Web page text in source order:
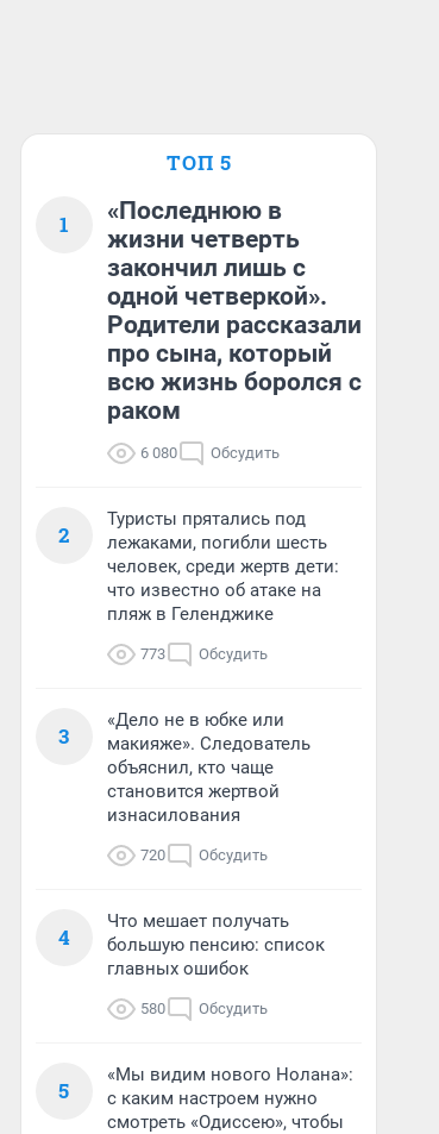
ТОП 5
1
«Последнюю в
жизни четверть
закончил лишь с
одной четверкой».
Родители рассказали
про сына, который
всю жизнь боролся с
раком
6 080 Обсудить
2
Туристы прятались под
лежаками, погибли шесть
человек, среди жертв дети:
что известно об атаке на
пляж в Геленджике
773 Обсудить
3
«Дело не в юбке или
макияже». Следователь
объяснил, кто чаще
становится жертвой
изнасилования
720 Обсудить
4
Что мешает получать
большую пенсию: список
главных ошибок
580 Обсудить
5
«Мы видим нового Нолана»:
с каким настроем нужно
смотреть «Одиссею», чтобы